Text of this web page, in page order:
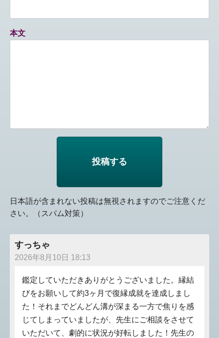
本文
日本語が含まれない投稿は無視されますのでご注意くだ
さい。（スパム対策）
すっちゃ
2026年8月10日 18:13
鑑定していただきありがとうございました。縁結
びをお願いして約3ヶ月で復縁成就を達成しまし
た！それまでどんどん溝が深まる一方で焦りを感
じてしまっていましたが、先生にご相談をさせて
いただいて、劇的に状況が好転しました！先生の